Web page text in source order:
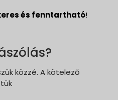
és fenntartható!
közzé. A kötelező